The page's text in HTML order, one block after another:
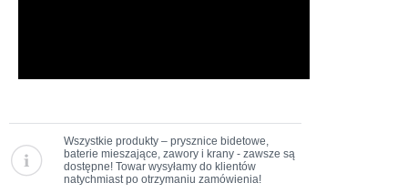
Wszystkie produkty – prysznice bidetowe,
baterie mieszające, zawory i krany - zawsze są
dostępne! Towar wysyłamy do klientów
natychmiast po otrzymaniu zamówienia!